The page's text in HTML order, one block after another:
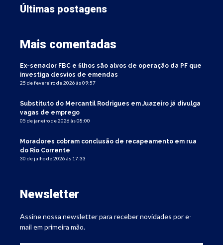
Últimas postagens
Mais comentadas
Ex-senador FBC e filhos são alvos de operação da PF que
investiga desvios de emendas
25 de fevereiro de 2026 às 09:57
Substituto do Mercantil Rodrigues em Juazeiro já divulga
vagas de emprego
05 de janeiro de 2026 às 08:00
Moradores cobram conclusão de recapeamento em rua
do Rio Corrente
30 de julho de 2026 às 17:33
Newsletter
Assine nossa newsletter para receber novidades por e-
mail em primeira mão.